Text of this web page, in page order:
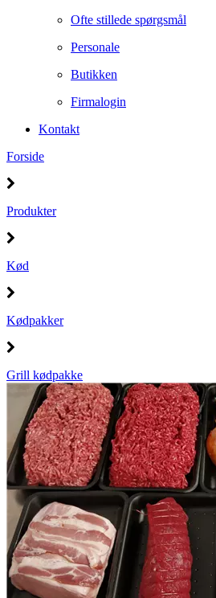
Ofte stillede spørgsmål
Personale
Butikken
Firmalogin
Kontakt
Forside
Produkter
Kød
Kødpakker
Grill kødpakke